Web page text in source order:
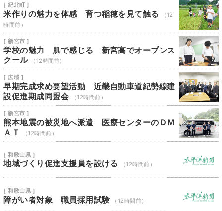
[ 紀北町 ]
米作りの魅力を体感 育つ稲穂を見て触る
（12
時間前）
[ 新宮市 ]
学校の魅力 肌で感じる 新宮高でオープンス
クール
（12時間前）
[ 広域 ]
早期完成求め要望活動 近畿自動車道紀勢線建
設促進期成同盟会
（12時間前）
[ 新宮市 ]
熊本地震の被災地へ派遣 医療センターのＤＭ
ＡＴ
（12時間前）
[ 和歌山県 ]
地域づくり促進支援員を設ける （12時間前）
[ 和歌山県 ]
障がい者対象 職員採用試験 （12時間前）